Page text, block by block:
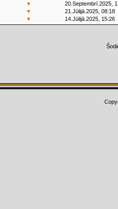
▼
20.Septembrī.2025,
▼
21.Jūlijā.2025, 08:18
▼ 14.Jūlijā.2025, 15:26